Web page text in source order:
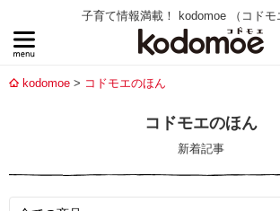
子育て情報満載！ kodomoe （コドモ
kodomoe コドモエのほん
コドモエのほん
新着記事